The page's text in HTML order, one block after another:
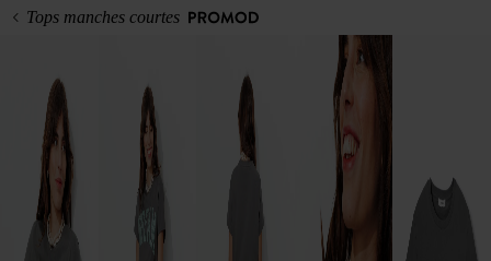
Tops manches courtes